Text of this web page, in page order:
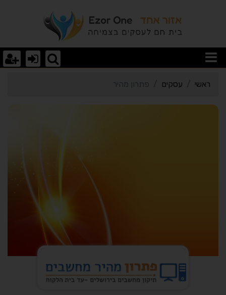
פרטי כרטיס העסק פתרון
ראשי עסקים פתרון מהיר